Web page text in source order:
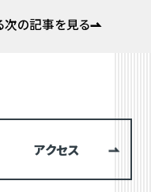
次の記事を見る
アクセス